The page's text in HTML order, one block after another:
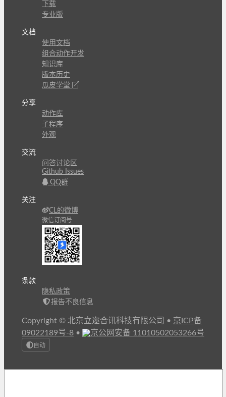
下载
专业版
文档
使用文档
组合动作开发
知识库
版本历史
瓜皮学堂
分享
动作库
子程序
外观
交流
问答讨论区
Github Issues
QQ群
关注
CL的微博
微信订阅号
条款
隐私政策
报告不良信息
Copyright © 北京立迩合讯科技有限公司 • 京ICP备
09022189号-8 • 京公网安备 11010502053266号
自动